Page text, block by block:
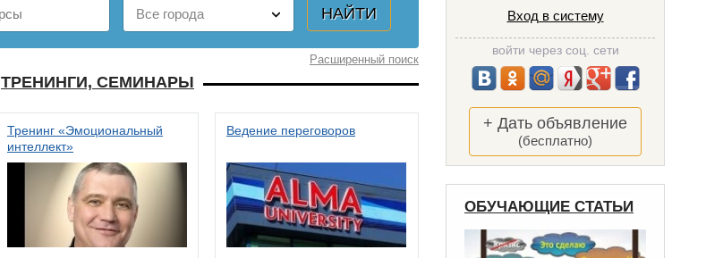
Расширенный поиск
ТРЕНИНГИ, СЕМИНАРЫ
Тренинг «Эмоциональный
интеллект»
Ведение переговоров
Вход в систему
войти через соц. сети
+ Дать объявление
(бесплатно)
ОБУЧАЮЩИЕ СТАТЬИ